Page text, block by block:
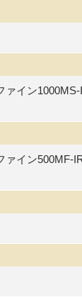
ァイン
ァイン